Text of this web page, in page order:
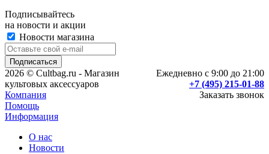
Подписывайтесь
на новости и акции
Новости магазина
Ежедневно с 9:00 до 21:00
+7 (495) 215-01-88
Заказать звонок
2026 © Cultbag.ru - Магазин
культовых аксессуаров
Компания
Помощь
Информация
О нас
Новости